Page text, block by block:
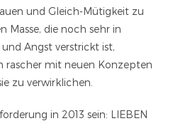
und Gleich-Mütigkeit zu
Masse, die noch sehr in
Angst verstrickt ist,
rascher mit neuen Konzepten
zu verwirklichen.
in 2013 sein: LIEBEN